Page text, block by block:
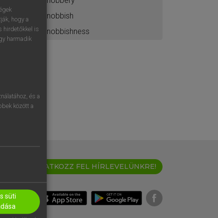
snobbish
snobbishness
IRATKOZZ FEL HÍRLEVELÜNKRE!
hogy a
hirdetőkkel is
harmadik
és a
között a
süti